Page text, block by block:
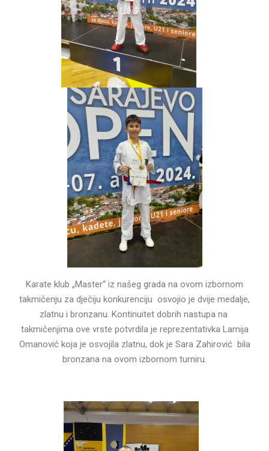
Karate klub „Master“ iz našeg grada na ovom izbornom
takmičenju za dječiju konkurenciju osvojio je dvije medalje,
zlatnu i bronzanu. Kontinuitet dobrih nastupa na
takmičenjima ove vrste potvrdila je reprezentativka Lamija
Omanović koja je osvojila zlatnu, dok je Sara Zahirović bila
bronzana na ovom izbornom turniru.